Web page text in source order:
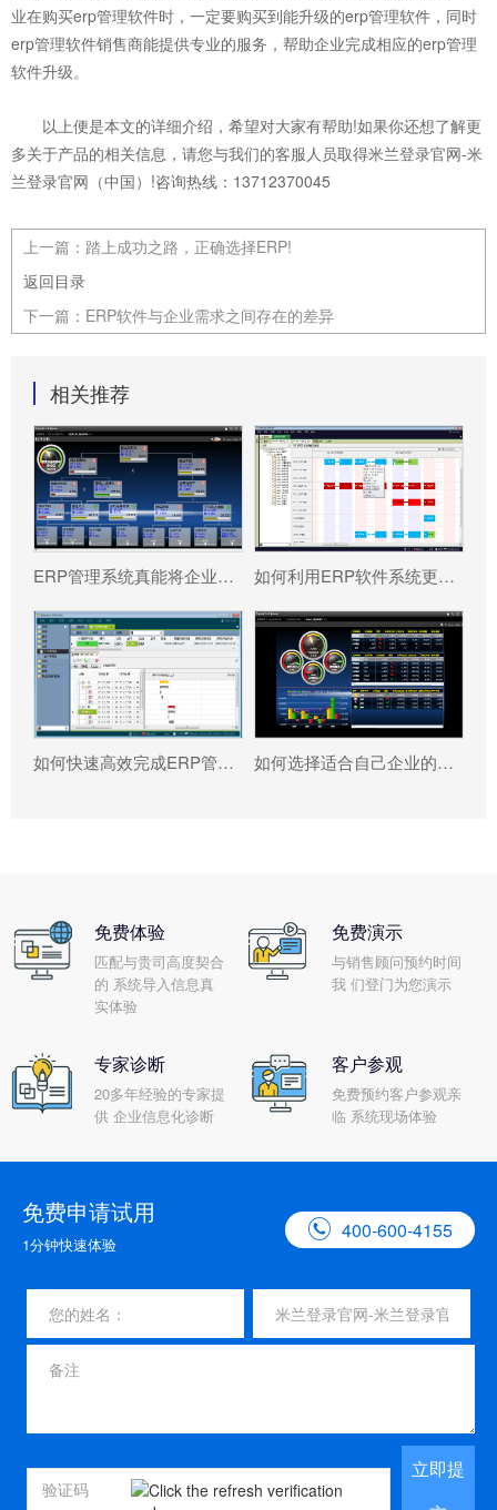
业在购买erp管理软件时，一定要购买到能升级的erp管理软件，同时
erp管理软件销售商能提供专业的服务，帮助企业完成相应的erp管理
软件升级。
以上便是本文的详细介绍，希望对大家有帮助!如果你还想了解更
多关于产品的相关信息，请您与我们的客服人员取得米兰登录官网-米
兰登录官网（中国）!咨询热线：13712370045
上一篇： 踏上成功之路，正确选择ERP!
返回目录
下一篇： ERP软件与企业需求之间存在的差异
相关推荐
ERP管理系统真能将企业数据转化为可执行决策吗? 如何利用ERP软件系统更好提升企业运营效率?
如何快速高效完成ERP管理系统配置? 如何选择适合自己企业的ERP软件?
免费体验
匹配与贵司高度契合
的 系统导入信息真
实体验
免费演示
与销售顾问预约时间
我 们登门为您演示
专家诊断
20多年经验的专家提
供 企业信息化诊断
客户参观
免费预约客户参观亲
临 系统现场体验
免费申请试用
1分钟快速体验
 400-600-4155
立即提